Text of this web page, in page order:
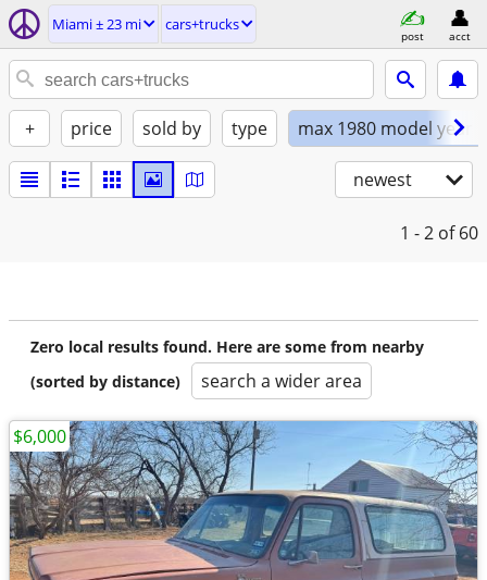
Miami ± 23 mi cars+trucks
post acct
+ price sold by type max 1980 model year
newest
1 - 2 of 60
Zero local results found. Here are some from nearby
(sorted by distance)
search a wider area
$6,000